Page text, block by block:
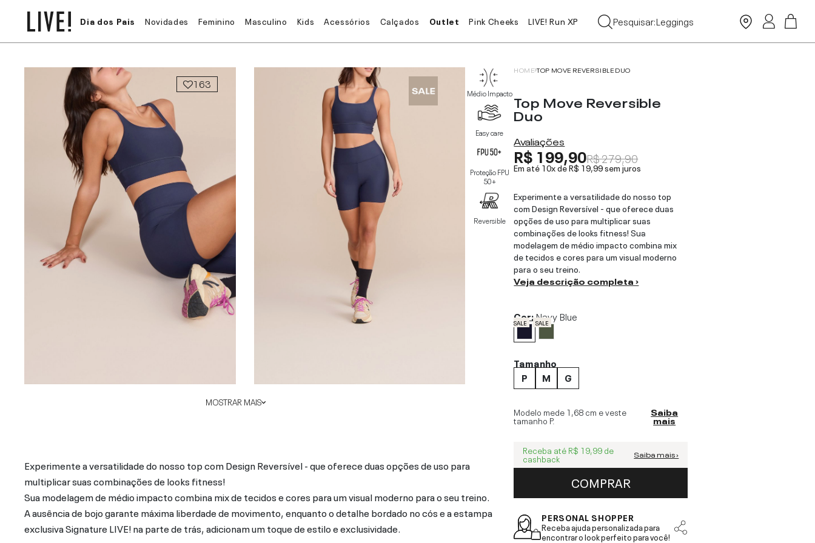
Dia dos Pais Novidades Feminino Masculino Kids Acessórios Calçados Outlet Pink Cheeks LIVE! Run XP
Pesquisar:Leggings
163
MOSTRAR MAIS
Médio Impacto
Easy care
Proteção FPU
50+
Reversible
Experimente a versatilidade do nosso top com Design Reversível - que oferece duas opções de uso para
multiplicar suas combinações de looks fitness!
Sua modelagem de médio impacto combina mix de tecidos e cores para um visual moderno para o seu treino.
A ausência de bojo garante máxima liberdade de movimento, enquanto o detalhe bordado no cós e a estampa
exclusiva Signature LIVE! na parte de trás, adicionam um toque de estilo e exclusividade.
HOME TOP MOVE REVERSIBLE DUO
Top Move Reversible
Duo
Avaliações
R$ 199,90R$ 279,90
Em até 10x deR$ 19,99sem juros
Experimente a versatilidade do nosso top
com Design Reversível - que oferece duas
opções de uso para multiplicar suas
combinações de looks fitness! Sua
modelagem de médio impacto combina mix
de tecidos e cores para um visual moderno
para o seu treino.
Veja descrição completa ›
Cor:Navy Blue
SALE SALE
Tamanho
P
M G
Modelo mede 1,68 cm e veste
tamanho P.
Saiba
mais
Receba até R$ 19,99 de
cashback Saiba mais ›
COMPRAR
PERSONAL SHOPPER
Receba ajuda personalizada para
encontrar o look perfeito para você!